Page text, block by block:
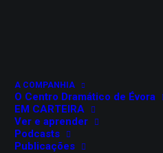
A COMPANHIA
O Centro Dramático de Évora
EM CARTEIRA
Ver e aprender
Podcasts
Publicações